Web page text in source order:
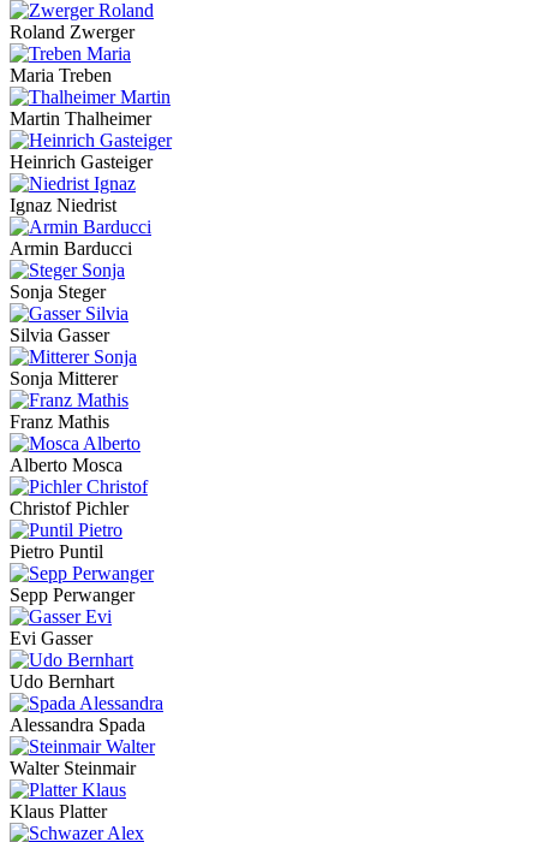
Roland Zwerger
Maria Treben
Martin Thalheimer
Heinrich Gasteiger
Ignaz Niedrist
Armin Barducci
Sonja Steger
Silvia Gasser
Sonja Mitterer
Franz Mathis
Alberto Mosca
Christof Pichler
Pietro Puntil
Sepp Perwanger
Evi Gasser
Udo Bernhart
Alessandra Spada
Walter Steinmair
Klaus Platter